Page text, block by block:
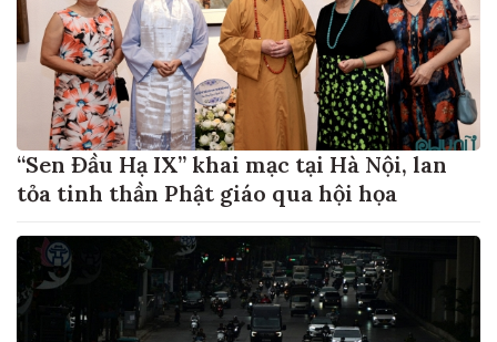
“Sen Đầu Hạ IX” khai mạc tại Hà Nội, lan
tỏa tinh thần Phật giáo qua hội họa